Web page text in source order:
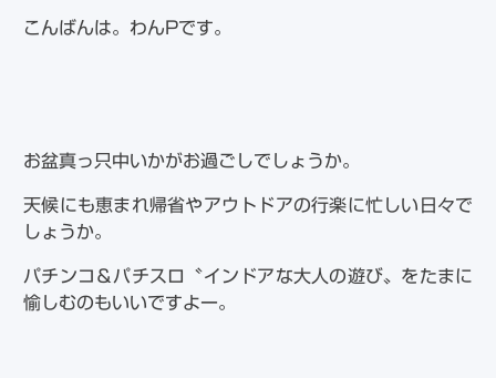
こんばんは。わんPです。
お盆真っ只中いかがお過ごしでしょうか。
天候にも恵まれ帰省やアウトドアの行楽に忙しい日々で
しょうか。
パチンコ＆パチスロ〝インドアな大人の遊び〟をたまに
愉しむのもいいですよー。